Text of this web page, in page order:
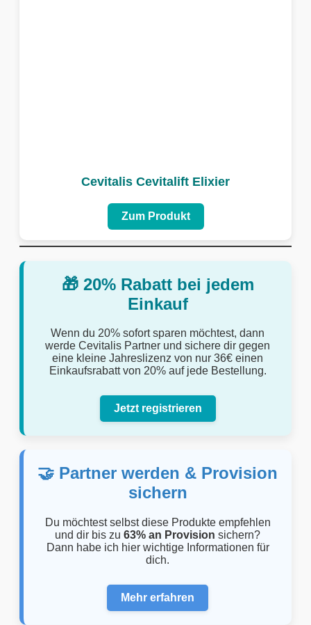
Cevitalis Cevitalift Elixier
Zum Produkt
🎁 20% Rabatt bei jedem
Einkauf
Wenn du 20% sofort sparen möchtest, dann
werde Cevitalis Partner und sichere dir gegen
eine kleine Jahreslizenz von nur 36€ einen
Einkaufsrabatt von 20% auf jede Bestellung.
Jetzt registrieren
🤝 Partner werden & Provision
sichern
Du möchtest selbst diese Produkte empfehlen
und dir bis zu 63% an Provision sichern?
Dann habe ich hier wichtige Informationen für
dich.
Mehr erfahren